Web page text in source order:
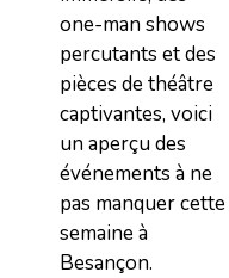
one-man shows
percutants et des
pièces de théâtre
captivantes, voici
un aperçu des
événements à ne
pas manquer cette
semaine à
Besançon.